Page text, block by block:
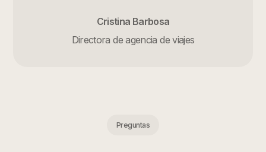
Cristina Barbosa
Directora de agencia de viajes
Preguntas